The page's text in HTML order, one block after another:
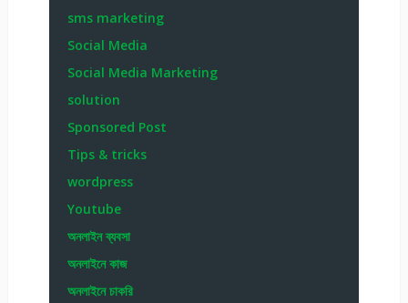
sms marketing
Social Media
Social Media Marketing
solution
Sponsored Post
Tips & tricks
wordpress
Youtube
অনলাইন ব্যবসা
অনলাইনে কাজ
অনলাইনে চাকরি